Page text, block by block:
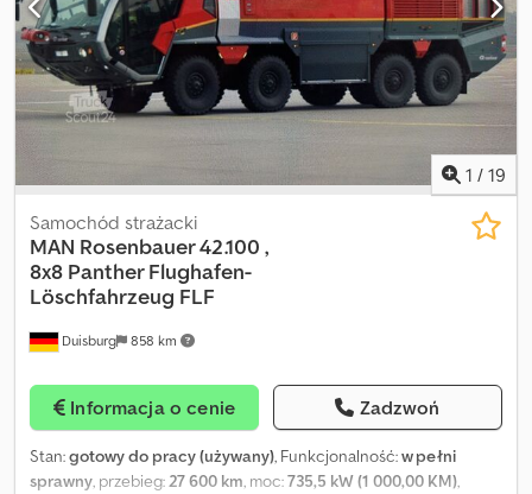
1 / 19
Duisburg 858 km
Samochód strażacki
MAN Rosenbauer 42.100 ,
8x8 Panther Flughafen-
Löschfahrzeug FLF
Informacja o cenie Zadzwoń
Stan:gotowy do pracy (używany), Funkcjonalność:w pełni
sprawny, przebieg:27 600 km, moc:735,5 kW (1 000,00 KM),